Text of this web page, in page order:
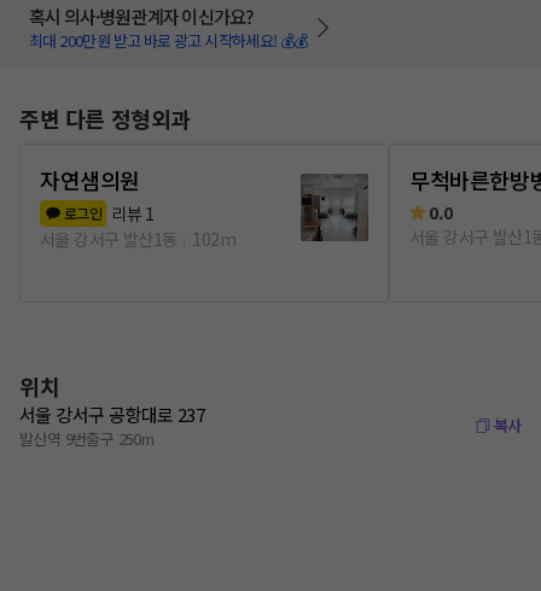
혹시 의사·병원관계자 이신가요?
최대 200만원 받고 바로 광고 시작하세요! 💰💰
주변 다른 정형외과
자연샘의원
로그인 리뷰 1
서울 강서구 발산1동
102m
무척바른한방
0.0
서울 강서구 발산1
위치
서울 강서구 공항대로 237
발산역 9번출구 250m
복사